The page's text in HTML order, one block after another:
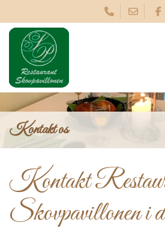
til
hovedindhold
Kontakt os
Kontakt
Skovpavillonen i